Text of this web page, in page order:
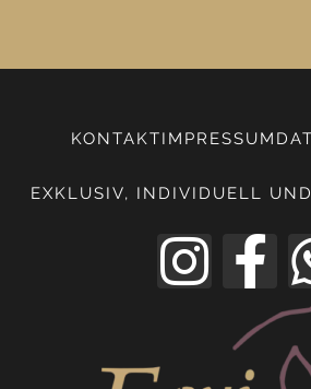
KONTAKT IMPRESSUM
EXKLUSIV, INDIVIDUELL